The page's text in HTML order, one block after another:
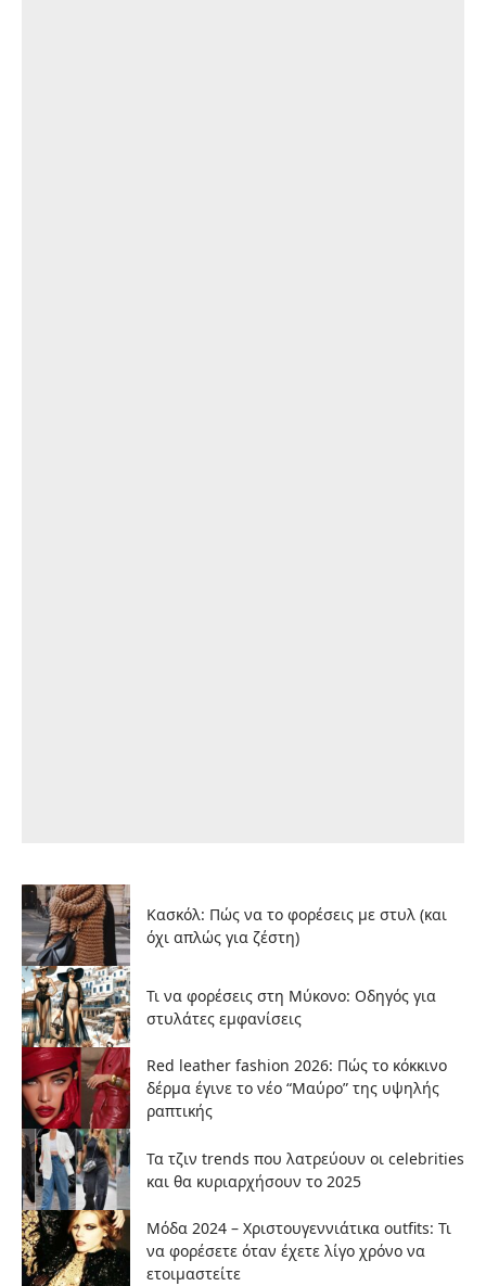
Κασκόλ: Πώς να το φορέσεις με στυλ (και
όχι απλώς για ζέστη)
Τι να φορέσεις στη Μύκονο: Οδηγός για
στυλάτες εμφανίσεις
Red leather fashion 2026: Πώς το κόκκινο
δέρμα έγινε το νέο “Μαύρο” της υψηλής
ραπτικής
Τα τζιν trends που λατρεύουν οι celebrities
και θα κυριαρχήσουν το 2025
Μόδα 2024 – Χριστουγεννιάτικα outfits: Τι
να φορέσετε όταν έχετε λίγο χρόνο να
ετοιμαστείτε